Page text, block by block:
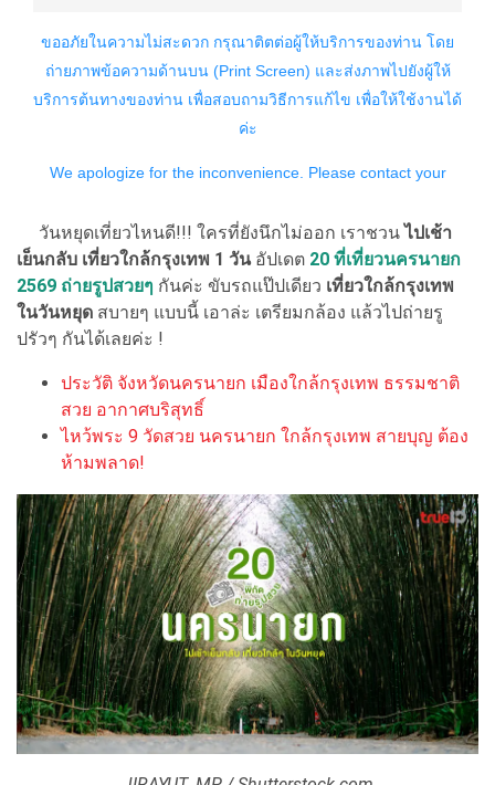
วันหยุดเที่ยวไหนดี!!! ใครที่ยังนึกไม่ออก เราชวนไปเช้า
เย็นกลับ เที่ยวใกล้กรุงเทพ 1 วันอัปเดต 20 ที่เที่ยวนครนายก
2569 ถ่ายรูปสวยๆ กันค่ะ ขับรถแป๊ปเดียว เที่ยวใกล้กรุงเทพ
ในวันหยุด สบายๆ แบบนี้ เอาล่ะ เตรียมกล้อง แล้วไปถ่ายรู
ปรัวๆ กันได้เลยค่ะ !
ประวัติ จังหวัดนครนายก เมืองใกล้กรุงเทพ ธรรมชาติ
สวย อากาศบริสุทธิ์
ไหว้พระ 9 วัดสวย นครนายก ใกล้กรุงเทพ สายบุญ ต้อง
ห้ามพลาด!